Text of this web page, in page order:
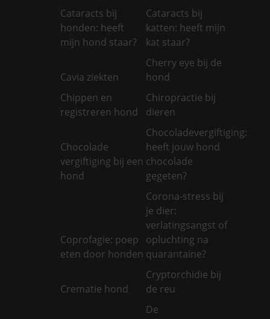
Cataracts bij
honden: heeft
mijn hond staar?
Cataracts bij
katten: heeft mijn
kat staar?
Cavia ziekten
Cherry eye bij de
hond
Chippen en
registreren hond
Chiropractie bij
dieren
Chocolade
vergiftiging bij een
hond
Chocoladevergiftiging:
heeft jouw hond
chocolade
gegeten?
Coprofagie: poep
eten door honden
Corona-stress bij
je dier:
verlatingsangst of
opluchting na
quarantaine?
Crematie hond
Cryptorchidie bij
de reu
De